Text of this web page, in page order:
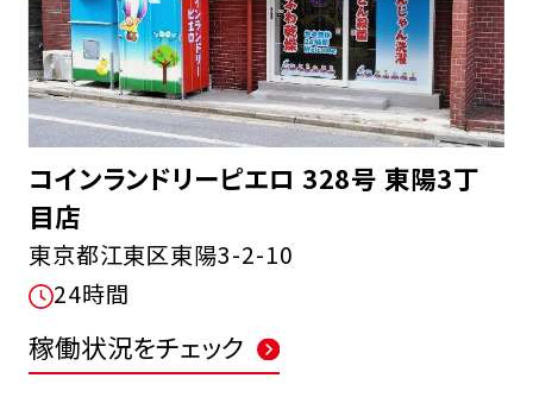
コインランドリーピエロ 328号 東陽3丁
目店
東京都江東区東陽3-2-10
24時間
稼働状況をチェック